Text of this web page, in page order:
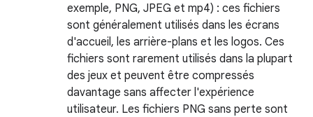
exemple, PNG, JPEG et mp4) : ces fichiers
sont généralement utilisés dans les écrans
d'accueil, les arrière-plans et les logos. Ces
fichiers sont rarement utilisés dans la plupart
des jeux et peuvent être compressés
davantage sans affecter l'expérience
utilisateur. Les fichiers PNG sans perte sont